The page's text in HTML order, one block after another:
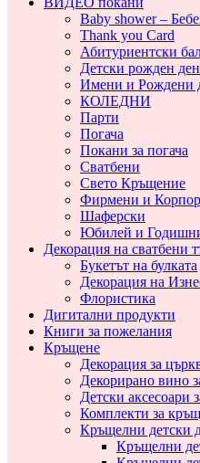
Baby shower –
Thank you Card
Абитуриентски
Детски рожден ден
Имени и Рождени
КОЛЕДНИ
Парти
Погача
Покани за погача
Сватбени
Свето Кръщение
Фирмени и
Шаферски
Юбилей и
Декорация на сватбени
Букетът на булката
Декорация на
Флористика
Дигитални продукти
Книги за пожелания
Кръщене
Декорация за
Декорирано вино
Детски аксесоари
Комплекти за
Кръщелни детски
Кръщелни